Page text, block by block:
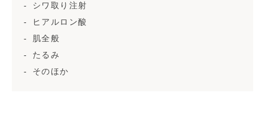
シワ取り注射
ヒアルロン酸
肌全般
たるみ
そのほか